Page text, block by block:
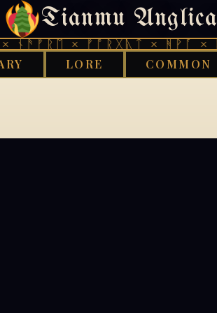
Tianmu
× ᚠᚩᚱᚷᚣᛏ × ᚻᚹᚪ
LORE COMMON
404